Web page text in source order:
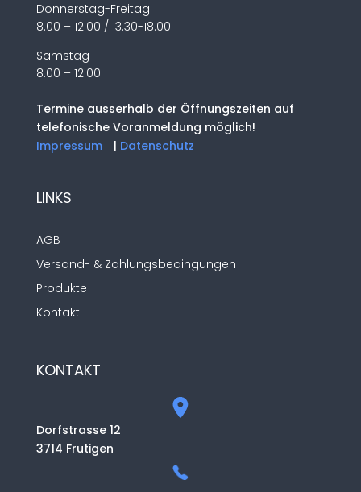
Donnerstag-Freitag
8.00 – 12:00 / 13.30-18.00
Samstag
8.00 – 12:00
Termine ausserhalb der Öffnungszeiten auf
telefonische Voranmeldung möglich!
Impressum
| Datenschutz
LINKS
AGB
Versand- & Zahlungsbedingungen
Produkte
Kontakt
KONTAKT
Dorfstrasse 12
3714 Frutigen